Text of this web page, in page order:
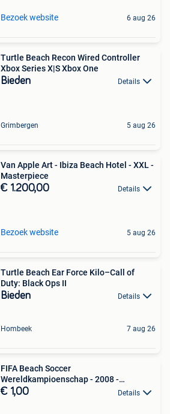
Bezoek website 6 aug 26
Turtle Beach Recon Wired Controller
Xbox Series X|S Xbox One
Bieden Details
Grimbergen 5 aug 26
Van Apple Art - Ibiza Beach Hotel - XXL -
Masterpiece
€ 1.200,00 Details
Bezoek website 5 aug 26
Turtle Beach Ear Force Kilo–Call of
Duty: Black Ops II
Bieden Details
Hombeek 7 aug 26
FIFA Beach Soccer
Wereldkampioenschap - 2008 -
Sportmedaille
€ 1,00 Details